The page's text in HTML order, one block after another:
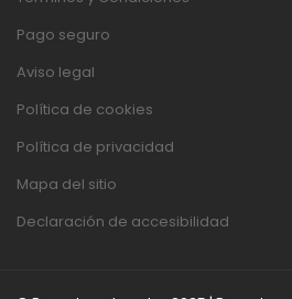
Pago seguro
Aviso legal
Política de cookies
Política de privacidad
Mapa del sitio
Declaración de accesibilidad